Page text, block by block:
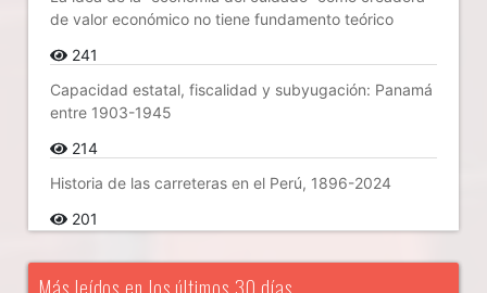
de valor económico no tiene fundamento teórico
241
Capacidad estatal, fiscalidad y subyugación: Panamá
entre 1903-1945
214
Historia de las carreteras en el Perú, 1896-2024
201